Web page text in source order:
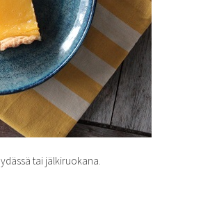
tai jälkiruokana.